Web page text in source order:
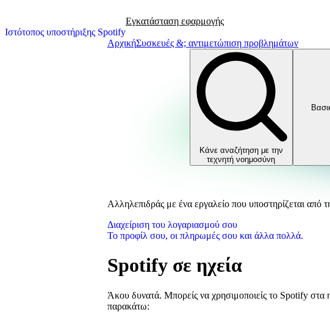
Ιστότοπος υποστήριξης Spotify
Εγκατάσταση εφαρμογής
ΑρχικήΣυσκευές &; αντιμετώπιση προβλημάτων
Κάνε αναζήτηση με την
τεχνητή νοημοσύνη
Αλληλεπιδράς με ένα εργαλείο που υποστηρίζεται από
Διαχείριση του λογαριασμού σου
Το προφίλ σου, οι πληρωμές σου και άλλα πολλά.
Spotify σε ηχεία
Άκου δυνατά. Μπορείς να χρησιμοποιείς το Spotify στα
παρακάτω: